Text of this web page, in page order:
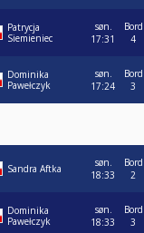
Patrycja
Siemieniec
søn.
17:31
Bord
4
Dominika
Pawełczyk
søn.
17:24
Bord
3
Sandra Aftka
søn.
18:33
Bord
2
Dominika
Pawełczyk
søn.
18:33
Bord
3